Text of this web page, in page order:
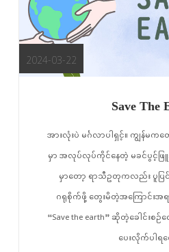
2024-03-22
Save The
အားလုံးပဲ မင်္ဂလာပါရှင့်။ ကျွန်မကတ
မှာ အလုပ်လုပ်ကိုင်နေတဲ့ မခင်ပွင့်ဖ
မှာတော့ ရာသီဥတုကလည်း ပူပြ
ဂရုစိုက်ဖို့ တွေးမိတဲ့အကြောင်းအ
“Save the earth” ဆိုတဲ့ခေါင်း
ပေးလိုက်ပါရ